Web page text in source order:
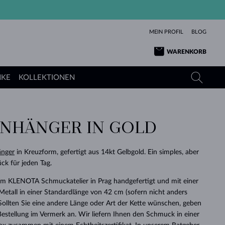
MEIN PROFIL BLOG
WARENKORB
RICHTIGEN
LIEBE
GELBGOLD
ROSÉGOLD
ANGEBOT
TANSANITE
TOPASE
TURMALINE
MOLDAVITE
BABY-OHRRINGE
HOCHZEITSOHRRINGE
SCHÖN
TURMALINE
MOLDAVITE
MINERALKETTEN
PERLEN ANHÄNGER
GELBGOLD
SIMPLEN
DINGE
ARMBÄNDER
PERLEN
SAPHIRE
SMARAGDE
MOLDAVITE
MINERALIEN
HOCHZEITSSCHMUCK
GELBGOLD
KLENOTA
SCHENKEN
KOLLEKTIONEN
KOLLEKTIONEN
IN GOLD
in Kreuzform, gefertigt aus 14kt Gelbgold. Ein simples, aber
für jeden Tag.
KLENOTA Schmuckatelier in Prag handgefertigt und mit einer
in einer Standardlänge von 42 cm (sofern nicht anders
Sie eine andere Länge oder Art der Kette wünschen, geben
im Vermerk an. Wir liefern Ihnen den Schmuck in einer